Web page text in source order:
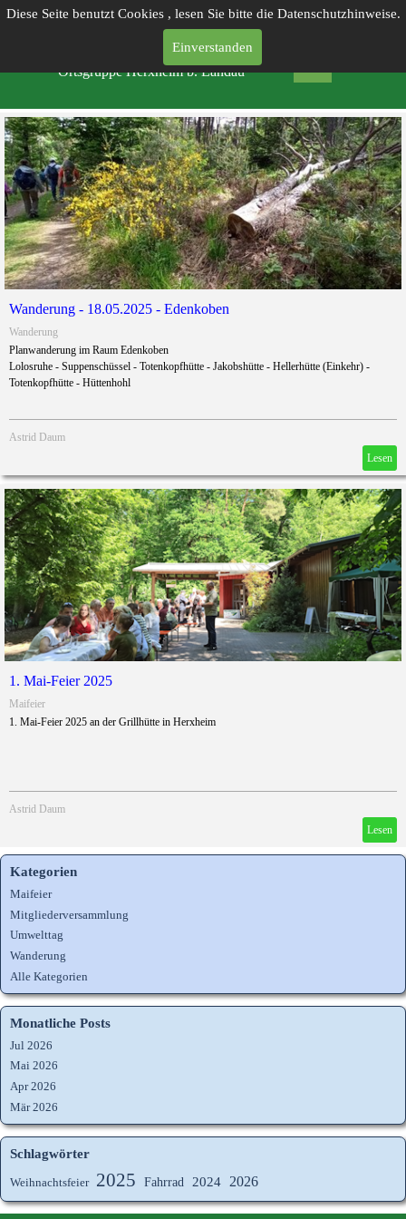
Diese Seite benutzt Cookies , lesen Sie bitte die Datenschutzhinweise.
Einverstanden
PFÄLZERWALD-VEREIN
Ortsgruppe Herxheim b. Landau
Wanderung - 18.05.2025 - Edenkoben
Wanderung
Planwanderung im Raum Edenkoben
Lolosruhe - Suppenschüssel - Totenkopfhütte - Jakobshütte - Hellerhütte (Einkehr) -
Totenkopfhütte - Hüttenhohl
Astrid Daum
Lesen
1. Mai-Feier 2025
Maifeier
1. Mai-Feier 2025 an der Grillhütte in Herxheim
Astrid Daum
Lesen
Kategorien
Maifeier
Mitgliederversammlung
Umwelttag
Wanderung
Alle Kategorien
Monatliche Posts
Jul 2026
Mai 2026
Apr 2026
Mär 2026
Schlagwörter
Weihnachtsfeier 2025 Fahrrad 2024 2026